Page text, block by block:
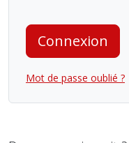
Connexion
Mot de passe oublié ?